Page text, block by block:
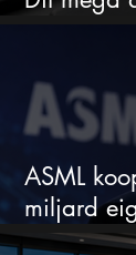
ASML
miljard
zet of dure